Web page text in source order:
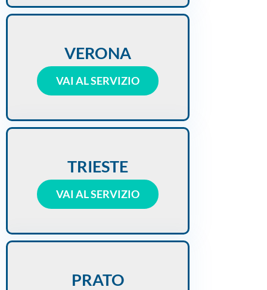
VERONA
VAI AL SERVIZIO
TRIESTE
VAI AL SERVIZIO
PRATO